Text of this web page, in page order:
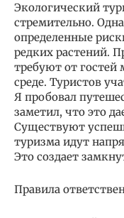
Экологический
стремительно.
определенные
редких растений.
требуют от гостей
среде. Туристов
Я пробовал
заметил, что это
Существуют
туризма идут
Это создает
Правила